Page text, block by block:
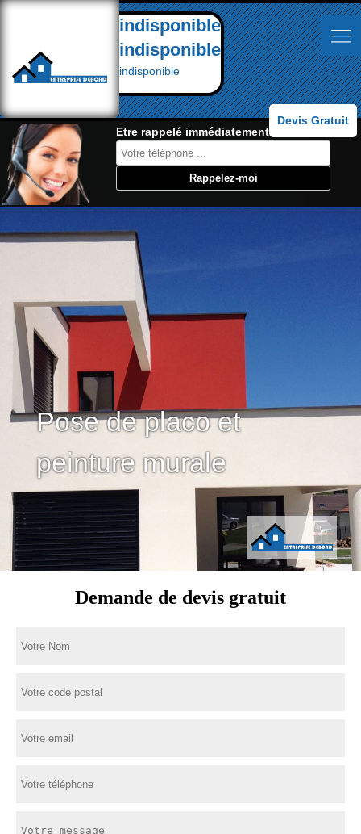
indisponible
indisponible
indisponible
Devis Gratuit
Etre rappelé immédiatement:
Pose de placo et
peinture murale
Demande de devis gratuit